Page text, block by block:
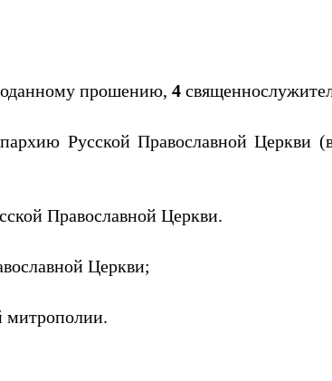
прошению, 4
Русской Православной Церкви
Православной Церкви.
Церкви;
митрополии.